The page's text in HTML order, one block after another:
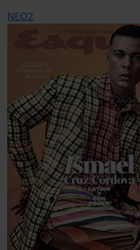
NEO2